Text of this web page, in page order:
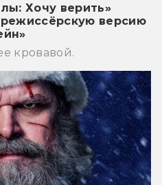
Хочу верить»
версию
кровавой.